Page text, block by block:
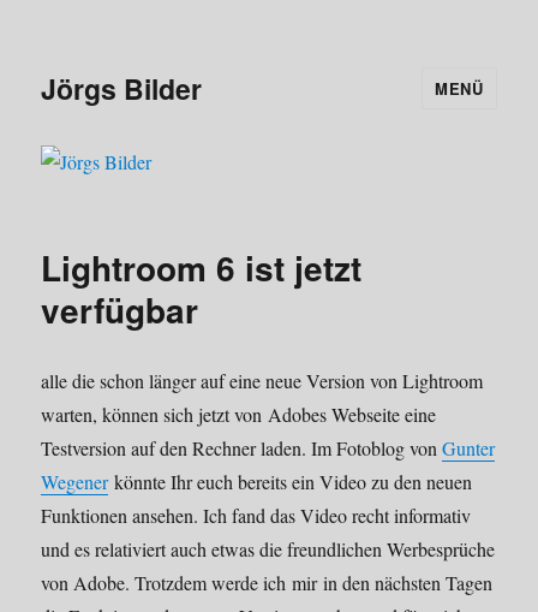
Jörgs Bilder MENÜ
Lightroom 6 ist jetzt
verfügbar
alle die schon länger auf eine neue Version von Lightroom
warten, können sich jetzt von Adobes Webseite eine
Testversion auf den Rechner laden. Im Fotoblog vonGunter
Wegenerkönnte Ihr euch bereits ein Video zu den neuen
Funktionen ansehen. Ich fand das Video recht informativ
und es relativiert auch etwas die freundlichen Werbesprüche
von Adobe. Trotzdem werde ich mir in den nächsten Tagen